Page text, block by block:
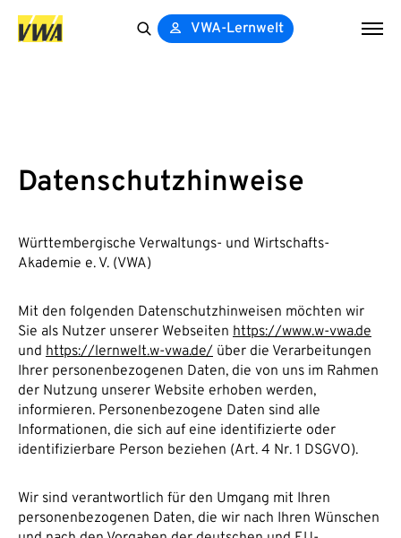
VWA-Lernwelt
Datenschutzhinweise
Württembergische Verwaltungs- und Wirtschafts-
Akademie e. V. (VWA)
Mit den folgenden Datenschutzhinweisen möchten wir
Sie als Nutzer unserer Webseiten https://www.w-vwa.de
und https://lernwelt.w-vwa.de/ über die Verarbeitungen
Ihrer personenbezogenen Daten, die von uns im Rahmen
der Nutzung unserer Website erhoben werden,
informieren. Personenbezogene Daten sind alle
Informationen, die sich auf eine identifizierte oder
identifizierbare Person beziehen (Art. 4 Nr. 1 DSGVO).
Wir sind verantwortlich für den Umgang mit Ihren
personenbezogenen Daten, die wir nach Ihren Wünschen